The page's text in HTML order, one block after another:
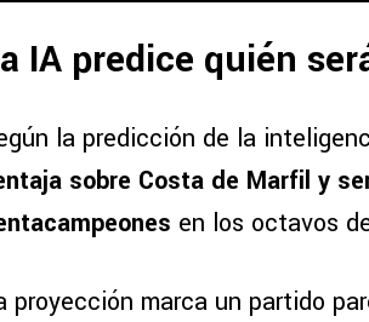
IA predice quién
la predicción de la
sobre Costa de Marfil y
en los octavos
proyección marca un partido